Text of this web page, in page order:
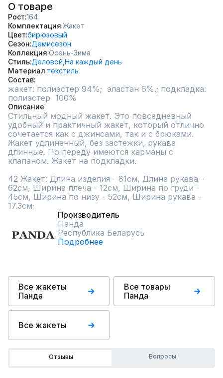
О товаре
Рост 164
Комплектация Жакет
Цвет бирюзовый
Сезон Демисезон
Коллекция Осень-Зима
Стиль Деловой, На каждый день
Материал текстиль
Состав
жакет: полиэстер 94%;  эластан 6%.; подкладка:
полиэстер  100%
Описание
Стильный модный жакет. Это повседневный
удобный и практичный жакет, который отлично
сочетается как с джинсами, так и с брюками.
Жакет удлиненный, без застежки, рукава
длинные. По переду имеются карманы с
клапаном. Жакет на подкладки.
42 Жакет: Длина изделия - 81см, Длина рукава -
62см, Ширина плеча - 12см, Ширина по груди -
45см, Ширина по низу - 52см, Ширина рукава -
17.3см;
Производитель
Панда
Республика Беларусь
Подробнее
Все жакеты
Панда
Все товары
Панда
Все жакеты
Отзывы Вопросы